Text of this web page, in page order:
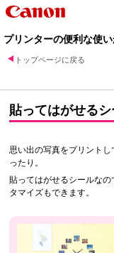
プリンターの便利な使
トップページに戻る
貼ってはがせる
思い出の写真をプリント
ったり。
貼ってはがせるシールな
タマイズもできます。